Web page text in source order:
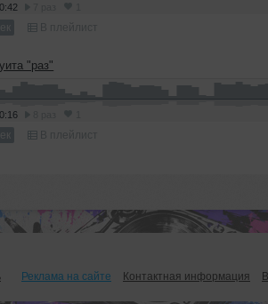
0:42
В плейлист
"раз"
0:16
В плейлист
Реклама на сайте Контактная информация